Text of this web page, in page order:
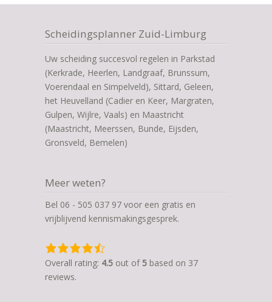
Scheidingsplanner Zuid-Limburg
Uw scheiding succesvol regelen in Parkstad
(Kerkrade, Heerlen, Landgraaf, Brunssum,
Voerendaal en Simpelveld), Sittard, Geleen,
het Heuvelland (Cadier en Keer, Margraten,
Gulpen, Wijlre, Vaals) en Maastricht
(Maastricht, Meerssen, Bunde, Eijsden,
Gronsveld, Bemelen)
Meer weten?
Bel 06 - 505 037 97 voor een gratis en
vrijblijvend kennismakingsgesprek.
4,5
rating
based
Overall rating: 4.5 out of 5 based on 37
reviews.